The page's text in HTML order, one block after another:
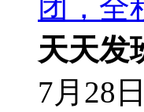
团，全
天天发
7月28